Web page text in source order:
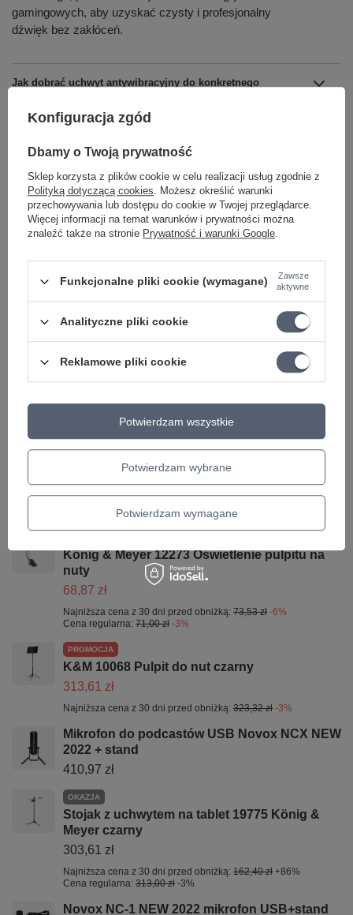
gamingowych, aby uzyskać czysty i profesjonalny
dźwięk bez zakłóceń.
Jak dobrać uchwyt antywibracyjny do konkretnego
statywami mikrofonowymi?
Czy uchwyt antywibracyjny poprawia jakość nagrań
głosu?
Jakie akcesoria poprawiają komfort pracy z mikrofonem
produkt na terenie UE
Może potrzebujesz tego do gitary
König & Meyer 12273 Oświetlenie pulpitu na
nuty
68,87 zł
Najniższa cena z 30 dni przed obniżką: 73,53 zł -6%
Cena regularna: 71,00 zł -3%
PROMOCJA
K&M 10068 Pulpit do nut czarny
313,61 zł
Najniższa cena z 30 dni przed obniżką: 323,32 zł -3%
Mikrofon do podcastów USB Novox NCX NEW
2022 + stand
410,97 zł
OKAZJA
Stojak z uchwytem na tablet 19775 König &
Meyer czarny
303,61 zł
Najniższa cena z 30 dni przed obniżką: 162,40 zł +86%
Cena regularna: 313,00 zł -3%
Novox NC-1 NEW 2022 mikrofon USB+stand
Konfiguracja zgód
Dbamy o Twoją prywatność
Sklep korzysta z plików cookie w celu realizacji usług zgodnie z
Polityką dotyczącą cookies. Możesz określić warunki
przechowywania lub dostępu do cookie w Twojej przeglądarce.
Więcej informacji na temat warunków i prywatności można
znaleźć także na stronie Prywatność i warunki Google.
Funkcjonalne pliki cookie (wymagane)
Zawsze
aktywne
Analityczne pliki cookie
Reklamowe pliki cookie
Potwierdzam wybrane
Potwierdzam wymagane
Potwierdzam wszystkie